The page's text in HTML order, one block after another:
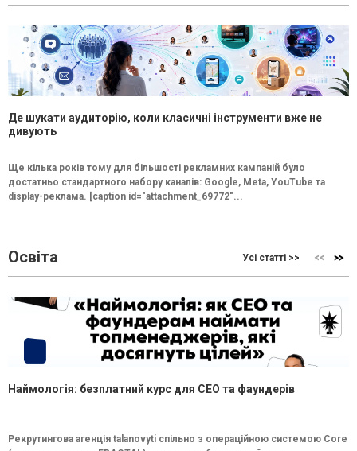
Де шукати аудиторію, коли класичні інструменти вже не
дивують
Ще кілька років тому для більшості рекламних кампаній було
достатньо стандартного набору каналів: Google, Meta, YouTube та
display-реклама. [caption id="attachment_69772"...
Освіта Усі статті >>
Наймологія: безплатний курс для CEO та фаундерів
Рекрутингова агенція talanovyti спільно з операційною системою Core